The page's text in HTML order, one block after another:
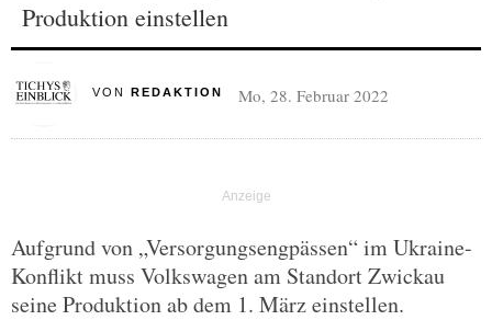
Produktion einstellen
VON REDAKTION Mo, 28. Februar 2022
Aufgrund von „Versorgungsengpässen“ im Ukraine-
Konflikt muss Volkswagen am Standort Zwickau
seine Produktion ab dem 1. März einstellen.